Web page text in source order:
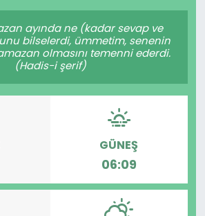
ayında ne (kadar sevap ve
bilselerdi, ümmetim, senenin
olmasını temenni ederdi.
(Hadis-i şerif)
GÜNEŞ
06:09